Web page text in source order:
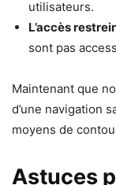
utilisateurs.
L’accès
sont pas
Maintenant que
d’une navigation
moyens de
Astuces